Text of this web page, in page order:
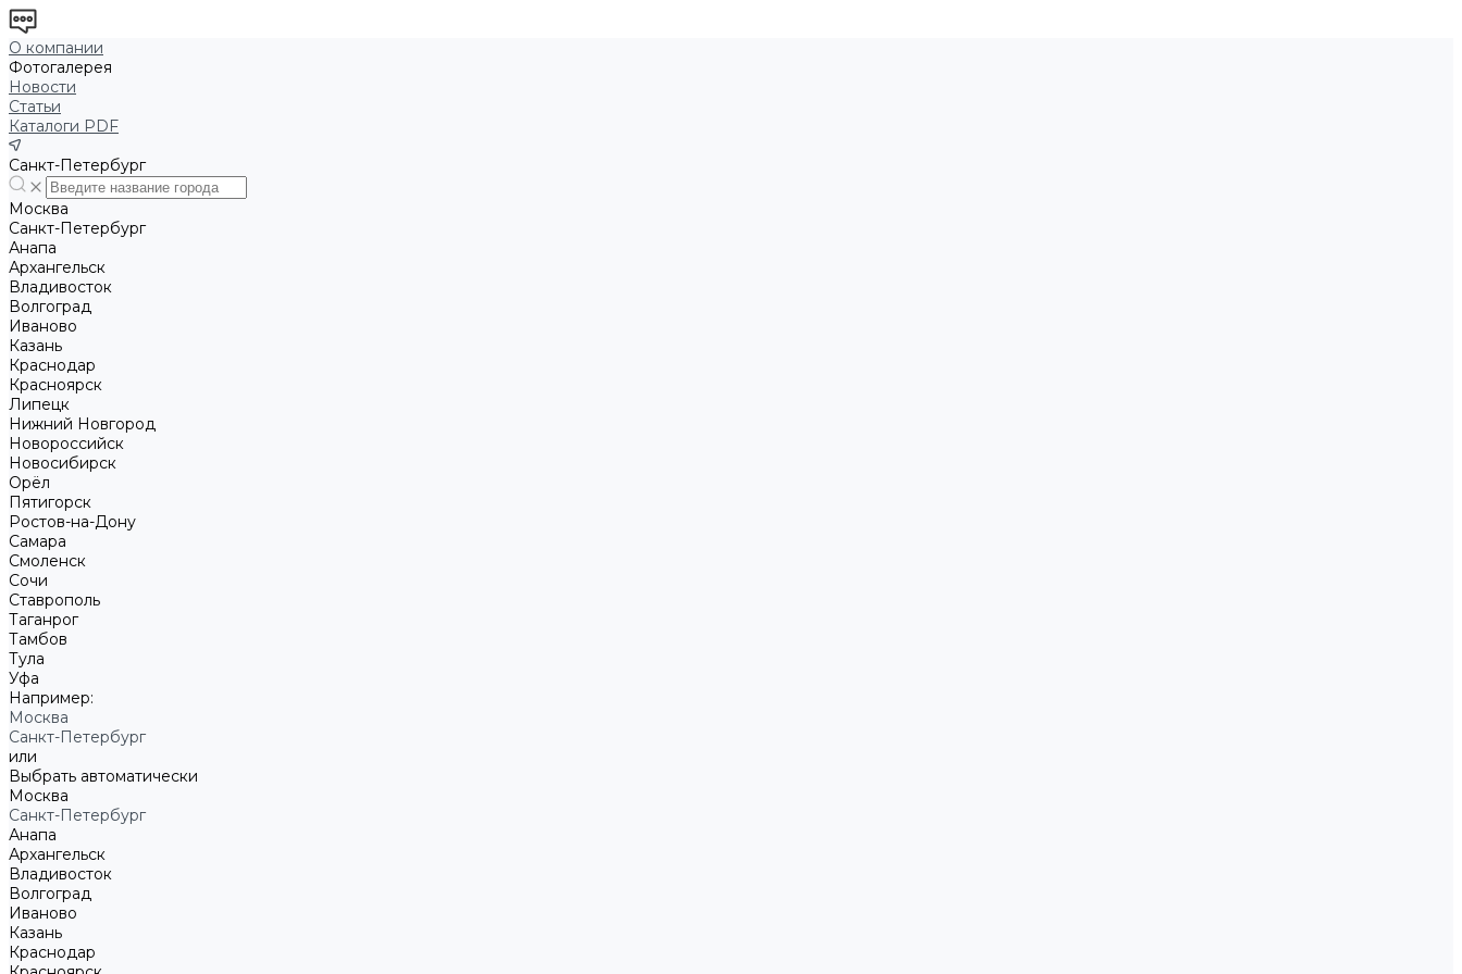
О компании
Фотогалерея
Новости
Статьи
Каталоги PDF
Санкт-Петербург
Москва
Санкт-Петербург
Анапа
Архангельск
Владивосток
Волгоград
Иваново
Казань
Краснодар
Красноярск
Липецк
Нижний Новгород
Новороссийск
Новосибирск
Орёл
Пятигорск
Ростов-на-Дону
Самара
Смоленск
Сочи
Ставрополь
Таганрог
Тамбов
Тула
Уфа
Например:
Москва
Санкт-Петербург
или
Выбрать автоматически
Москва
Санкт-Петербург
Анапа
Архангельск
Владивосток
Волгоград
Иваново
Казань
Краснодар